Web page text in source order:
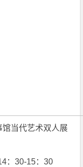
当代艺术双人展
：30-15：30